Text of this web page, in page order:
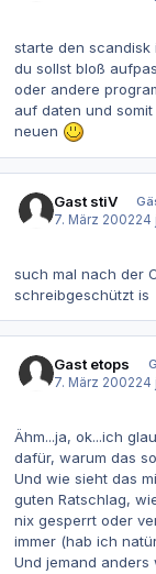
starte den scandisk
du sollst bloß
oder andere
auf daten und
neuen
Gast stiV
7. März 200224 j
such mal nach der
schreibgeschützt is
Gast etops
7. März 200224 j
Ähm...ja, ok...ich
dafür, warum das
Und wie sieht das
guten Ratschlag,
nix gesperrt oder
immer (hab ich
Und jemand anders